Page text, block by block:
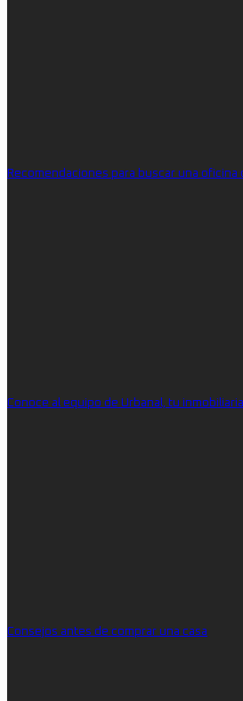
Recomendaciones para buscar una oficina
Conoce al equipo de Urbanal, tu
Consejos antes de comprar una casa